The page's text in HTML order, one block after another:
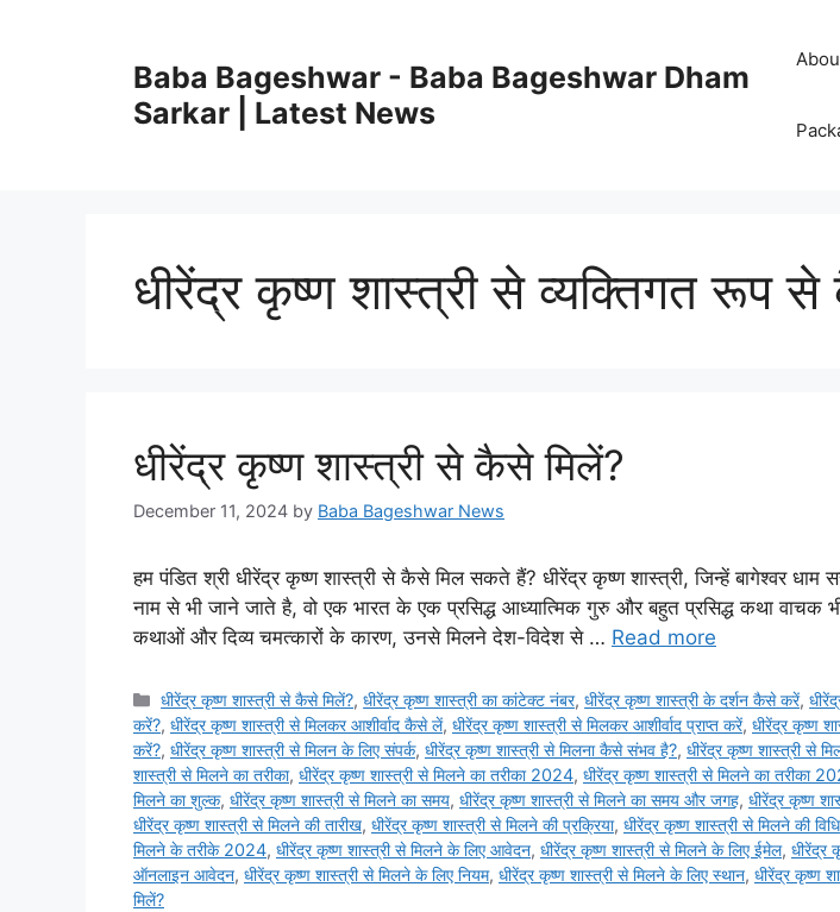
Baba Bageshwar - Baba Bageshwar Dham
Sarkar | Latest News
धीरेंद्र कृष्ण शास्त्री से व्यक्तिगत रूप
धीरेंद्र कृष्ण शास्त्री से कैसे मिलें?
December 11, 2024 by Baba Bageshwar News
हम पंडित श्री धीरेंद्र कृष्ण शास्त्री से कैसे मिल सकते हैं? धीरेंद्र कृष्ण शास्त्री, जिन्हें बागेश्वर धाम
नाम से भी जाने जाते है, वो एक भारत के एक प्रसिद्ध आध्यात्मिक गुरु और बहुत प्रसिद्ध कथा वाचक
कथाओं और दिव्य चमत्कारों के कारण, उनसे मिलने देश-विदेश से … Read more
Categories
धीरेंद्र कृष्ण शास्त्री से कैसे मिलें?,धीरेंद्र कृष्ण शास्त्री का कांटेक्ट नंबर,धीरेंद्र कृष्ण शास्त्री के दर्शन कैसे करें,
करें?, धीरेंद्र कृष्ण शास्त्री से मिलकर आशीर्वाद कैसे लें, धीरेंद्र कृष्ण शास्त्री से मिलकर आशीर्वाद प्राप्त करें, धीरेंद्र कृष्ण
करें?, धीरेंद्र कृष्ण शास्त्री से मिलन के लिए संपर्क, धीरेंद्र कृष्ण शास्त्री से मिलना कैसे संभव है?, धीरेंद्र कृष्ण शास्त्री से
शास्त्री से मिलने का तरीका, धीरेंद्र कृष्ण शास्त्री से मिलने का तरीका 2024, धीरेंद्र कृष्ण शास्त्री से मिलने का तरीका
मिलने का शुल्क, धीरेंद्र कृष्ण शास्त्री से मिलने का समय, धीरेंद्र कृष्ण शास्त्री से मिलने का समय और जगह, धीरेंद्र कृष्ण
धीरेंद्र कृष्ण शास्त्री से मिलने की तारीख, धीरेंद्र कृष्ण शास्त्री से मिलने की प्रक्रिया, धीरेंद्र कृष्ण शास्त्री से मिलने की विधि
मिलने के तरीके 2024, धीरेंद्र कृष्ण शास्त्री से मिलने के लिए आवेदन, धीरेंद्र कृष्ण शास्त्री से मिलने के लिए ईमेल, धीरेंद्र
ऑनलाइन आवेदन, धीरेंद्र कृष्ण शास्त्री से मिलने के लिए नियम, धीरेंद्र कृष्ण शास्त्री से मिलने के लिए स्थान, धीरेंद्र कृष्ण
मिलें?